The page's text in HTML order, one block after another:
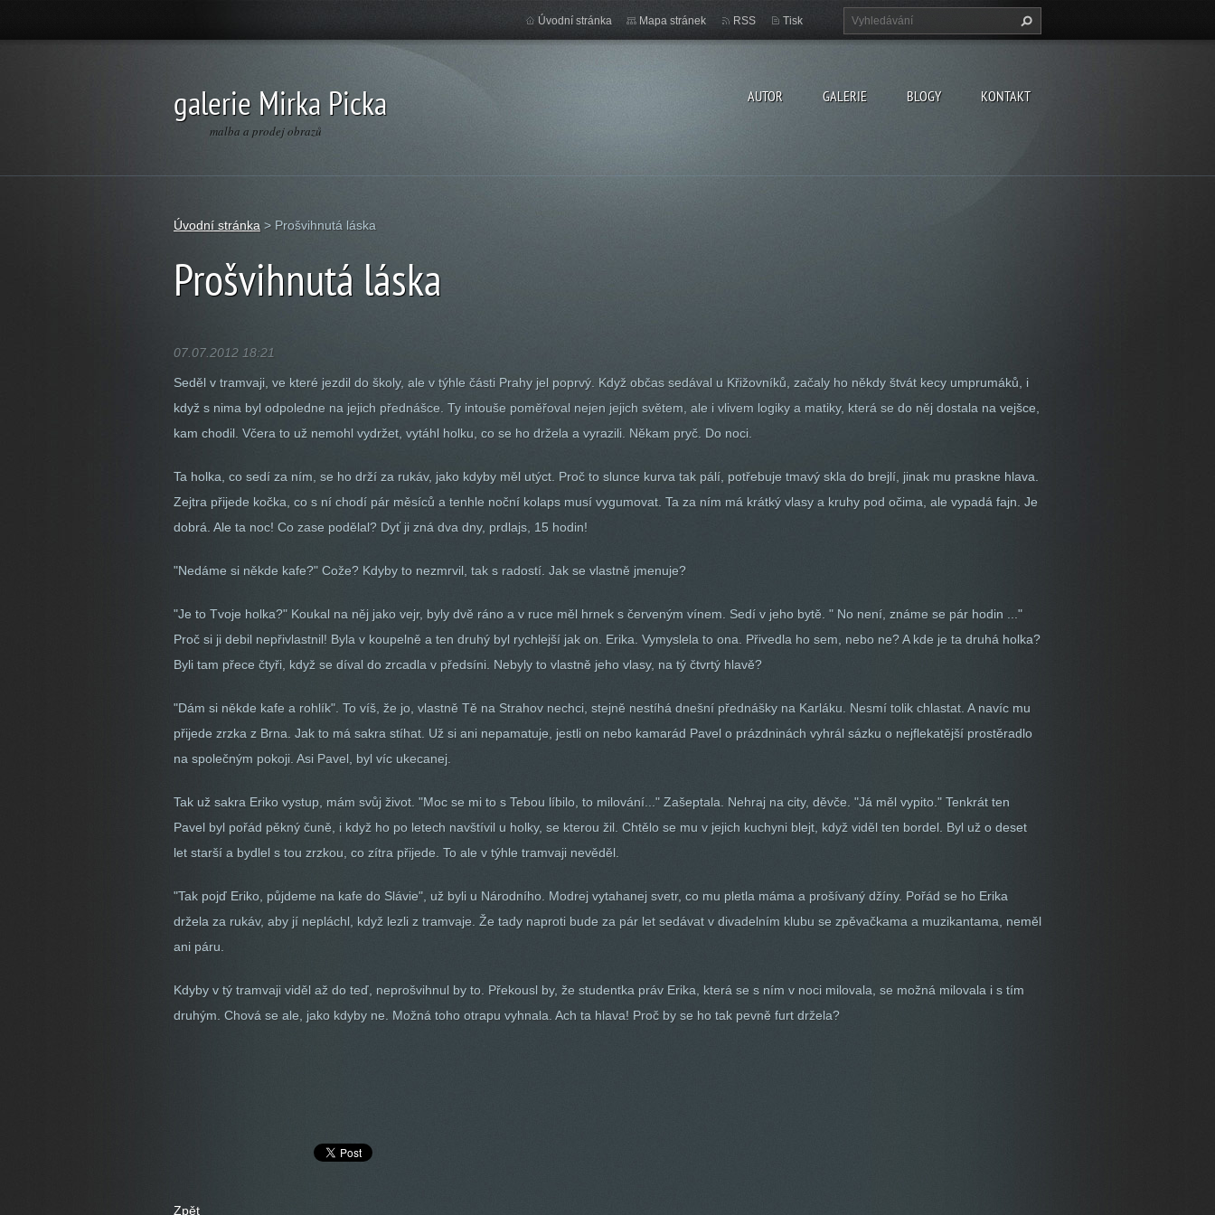
galerie Mirka Picka
malba a prodej obrazů
AUTOR GALERIE BLOGY KONTAKT
Úvodní stránka Mapa stránek RSS Tisk
Úvodní stránka > Prošvihnutá láska
Prošvihnutá láska
07.07.2012 18:21
Seděl v tramvaji, ve které jezdil do školy, ale v týhle části Prahy jel poprvý. Když občas sedával u Křižovníků, začaly ho někdy štvát kecy umprumáků, i
když s nima byl odpoledne na jejich přednášce. Ty intouše poměřoval nejen jejich světem, ale i vlivem logiky a matiky, která se do něj dostala na vejšce,
kam chodil. Včera to už nemohl vydržet, vytáhl holku, co se ho držela a vyrazili. Někam pryč. Do noci.
Ta holka, co sedí za ním, se ho drží za rukáv, jako kdyby měl utýct. Proč to slunce kurva tak pálí, potřebuje tmavý skla do brejlí, jinak mu praskne hlava.
Zejtra přijede kočka, co s ní chodí pár měsíců a tenhle noční kolaps musí vygumovat. Ta za ním má krátký vlasy a kruhy pod očima, ale vypadá fajn. Je
dobrá. Ale ta noc! Co zase podělal? Dyť ji zná dva dny, prdlajs, 15 hodin!
"Nedáme si někde kafe?" Cože? Kdyby to nezmrvil, tak s radostí. Jak se vlastně jmenuje?
"Je to Tvoje holka?" Koukal na něj jako vejr, byly dvě ráno a v ruce měl hrnek s červeným vínem. Sedí v jeho bytě. " No není, známe se pár hodin ..."
Proč si ji debil nepřivlastnil! Byla v koupelně a ten druhý byl rychlejší jak on. Erika. Vymyslela to ona. Přivedla ho sem, nebo ne? A kde je ta druhá holka?
Byli tam přece čtyři, když se díval do zrcadla v předsíni. Nebyly to vlastně jeho vlasy, na tý čtvrtý hlavě?
"Dám si někde kafe a rohlík". To víš, že jo, vlastně Tě na Strahov nechci, stejně nestíhá dnešní přednášky na Karláku. Nesmí tolik chlastat. A navíc mu
přijede zrzka z Brna. Jak to má sakra stíhat. Už si ani nepamatuje, jestli on nebo kamarád Pavel o prázdninách vyhrál sázku o nejflekatější prostěradlo
na společným pokoji. Asi Pavel, byl víc ukecanej.
Tak už sakra Eriko vystup, mám svůj život. "Moc se mi to s Tebou líbilo, to milování..." Zašeptala. Nehraj na city, děvče. "Já měl vypito." Tenkrát ten
Pavel byl pořád pěkný čuně, i když ho po letech navštívil u holky, se kterou žil. Chtělo se mu v jejich kuchyni blejt, když viděl ten bordel. Byl už o deset
let starší a bydlel s tou zrzkou, co zítra přijede. To ale v týhle tramvaji nevěděl.
"Tak pojď Eriko, půjdeme na kafe do Slávie", už byli u Národního. Modrej vytahanej svetr, co mu pletla máma a prošívaný džíny. Pořád se ho Erika
držela za rukáv, aby jí nepláchl, když lezli z tramvaje. Že tady naproti bude za pár let sedávat v divadelním klubu se zpěvačkama a muzikantama, neměl
ani páru.
Kdyby v tý tramvaji viděl až do teď, neprošvihnul by to. Překousl by, že studentka práv Erika, která se s ním v noci milovala, se možná milovala i s tím
druhým. Chová se ale, jako kdyby ne. Možná toho otrapu vyhnala. Ach ta hlava! Proč by se ho tak pevně furt držela?
Zpět